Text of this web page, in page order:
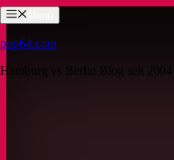
Zum
Inhalt
springen
pop64.com
Hamburg vs Berlin Blog seit 2004